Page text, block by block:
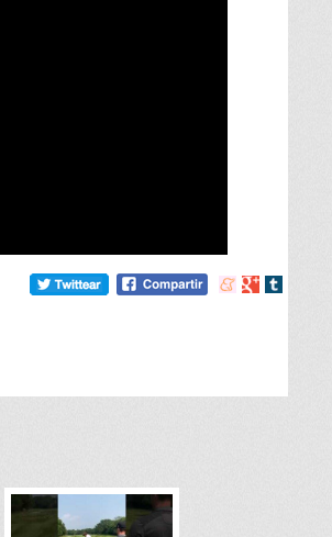
Compartir
Compartir
Compartir